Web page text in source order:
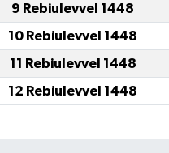
9 Rebiulevvel 1448
10 Rebiulevvel 1448
11 Rebiulevvel 1448
12 Rebiulevvel 1448